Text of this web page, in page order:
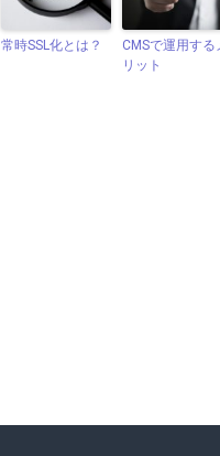
常時SSL化とは？
CMSで運用する
リット